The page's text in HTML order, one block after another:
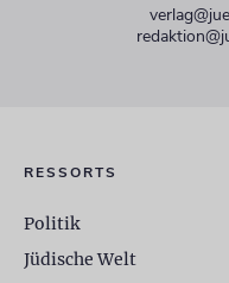
RESSORTS
Politik
Jüdische Welt